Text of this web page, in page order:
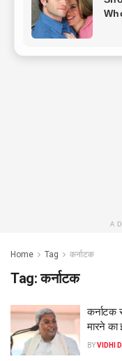
Home Tag कर्नाटक
Tag:कर्नाटक
कर्नाटक
मारने का
BYVIDHI